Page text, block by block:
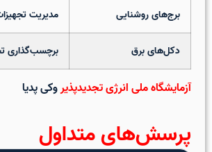
برج‌های روشنایی مدیریت
دکل‌های برق برچسب‌گذاری
آزمایشگاه ملی انرژی تجدیدپذیروکی پدیا
پرسش‌های متداول